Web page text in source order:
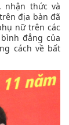
nhận thức và
địa bàn đã
nữ trên các
đẳng của
cách về bất